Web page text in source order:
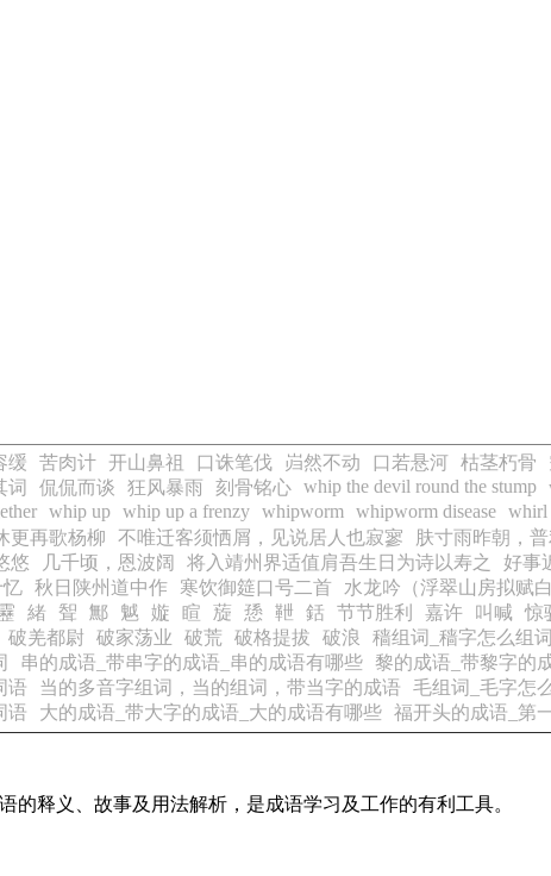
缓 苦肉计 开山鼻祖 口诛笔伐 岿然不动 口若悬河 枯茎朽骨
词 侃侃而谈 狂风暴雨 刻骨铭心 whip the devil round the stump
whip up whip up a frenzy whipworm whipworm disease whirl
更再歌杨柳 不唯迁客须恓屑，见说居人也寂寥
肤寸雨昨朝，
悠 几千顷，恩波阔 将入靖州界适值肩吾生日为诗以寿之
好事
忆 秋日陕州道中作 寒饮御筵口号二首
水龙吟（浮翠山房拟赋
緒 聟 鄦 魆 嫙 睻 蔙 愻 靾 銛 节节胜利 嘉许 叫喊
惊
破羌都尉 破家荡业 破荒 破格提拔 破浪
穑组词_穑字怎么组
串的成语_带串字的成语_串的成语有哪些
黎的成语_带黎字的
语
当的多音字组词，当的组词，带当字的成语
毛组词_毛字怎
语
大的成语_带大字的成语_大的成语有哪些 福开头的成语_第
的释义、故事及用法解析，是成语学习及工作的有利工具。